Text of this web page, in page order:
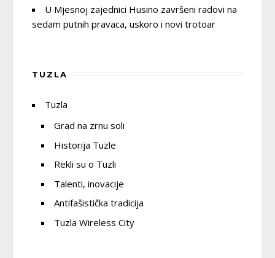
U Mjesnoj zajednici Husino završeni radovi na
sedam putnih pravaca, uskoro i novi trotoar
TUZLA
Tuzla
Grad na zrnu soli
Historija Tuzle
Rekli su o Tuzli
Talenti, inovacije
Antifašistička tradicija
Tuzla Wireless City